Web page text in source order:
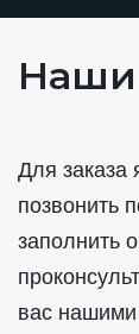
Наши
Для заказа
позвонить
заполнить
вас